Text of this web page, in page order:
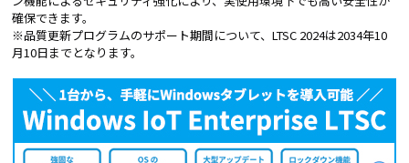
確保できます。
※品質更新プログラムのサポート期間について、LTSC 2024は2034年10
月10日までとなります。